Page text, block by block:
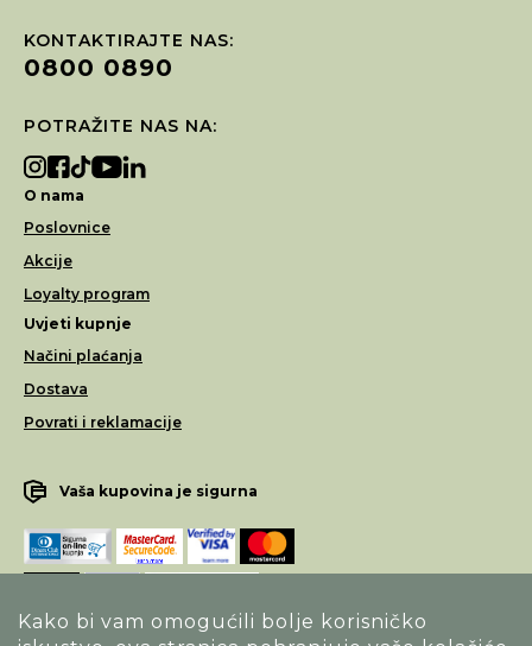
Kako bi vam omogućili bolje korisničko
KONTAKTIRAJTE NAS:
0800 0890
POTRAŽITE NAS NA:
O nama
Poslovnice
Akcije
Loyalty program
Uvjeti kupnje
Načini plaćanja
Dostava
Povrati i reklamacije
Vaša kupovina je sigurna